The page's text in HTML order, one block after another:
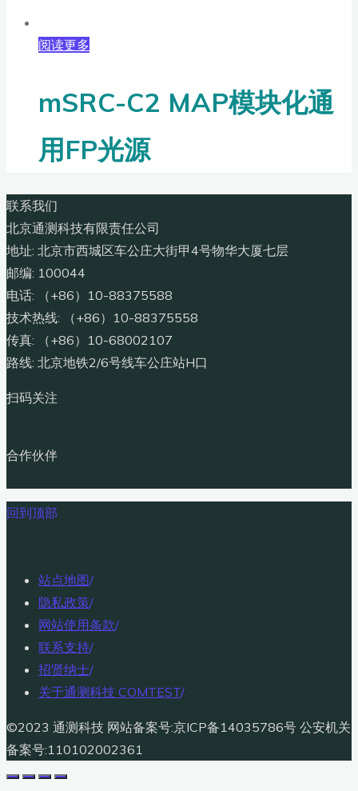
阅读更多
mSRC-C2 MAP模块化通
用FP光源
联系我们
北京通测科技有限责任公司
地址: 北京市西城区车公庄大街甲4号物华大厦七层
邮编: 100044
电话: （+86）10-88375588
技术热线: （+86）10-88375558
传真: （+86）10-68002107
路线: 北京地铁2/6号线车公庄站H口
扫码关注
合作伙伴
回到顶部
站点地图/
隐私政策/
网站使用条款/
联系支持/
招贤纳士/
关于通测科技 COMTEST/
©2023 通测科技 网站备案号:京ICP备14035786号 公安机关
备案号:110102002361